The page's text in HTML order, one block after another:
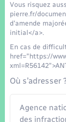
Vous risquez
pierre.fr/
d'amende
initial</a>.
En cas de
href="https://
Où s’adresser
Agence
des